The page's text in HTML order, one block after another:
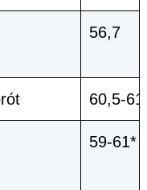
56,7
60,5-
59-61*